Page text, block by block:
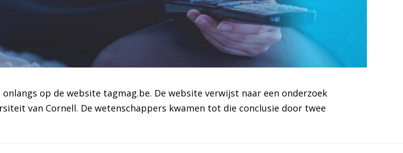
onlangs op de website tagmag.be. De website verwijst naar een onderzoek
van Cornell. De wetenschappers kwamen tot die conclusie door twee